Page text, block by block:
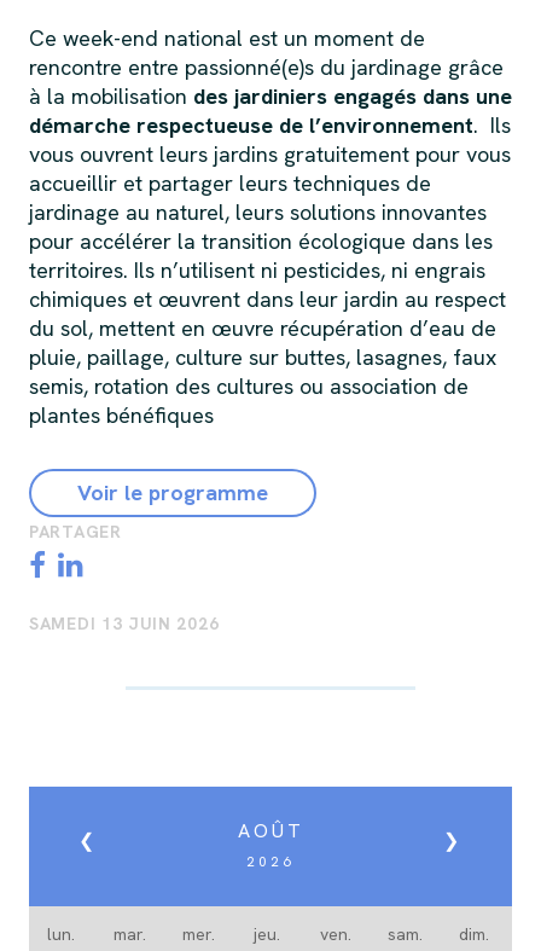
Ce week-end national est un moment de
rencontre entre passionné(e)s du jardinage grâce
à la mobilisation des jardiniers engagés dans une
démarche respectueuse de l’environnement. Ils
vous ouvrent leurs jardins gratuitement pour vous
accueillir et partager leurs techniques de
jardinage au naturel, leurs solutions innovantes
pour accélérer la transition écologique dans les
territoires. Ils n’utilisent ni pesticides, ni engrais
chimiques et œuvrent dans leur jardin au respect
du sol, mettent en œuvre récupération d’eau de
pluie, paillage, culture sur buttes, lasagnes, faux
semis, rotation des cultures ou association de
plantes bénéfiques
Voir le programme
PARTAGER
SAMEDI 13 JUIN 2026
❮ ❯
AOÛT
2026
lun. mar. mer. jeu. ven. sam. dim.